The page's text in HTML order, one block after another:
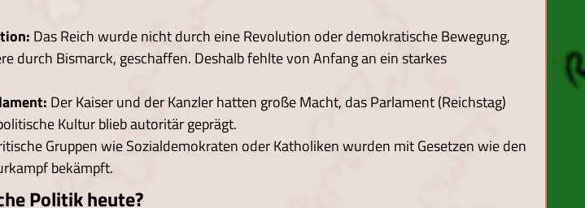
Das Reich wurde nicht durch eine Revolution oder demokratische Bewegung,
durch Bismarck, geschaffen. Deshalb fehlte von Anfang an ein starkes
Der Kaiser und der Kanzler hatten große Macht, das Parlament (Reichstag)
Kultur blieb autoritär geprägt.
Gruppen wie Sozialdemokraten oder Katholiken wurden mit Gesetzen wie den
bekämpft.
Politik heute?